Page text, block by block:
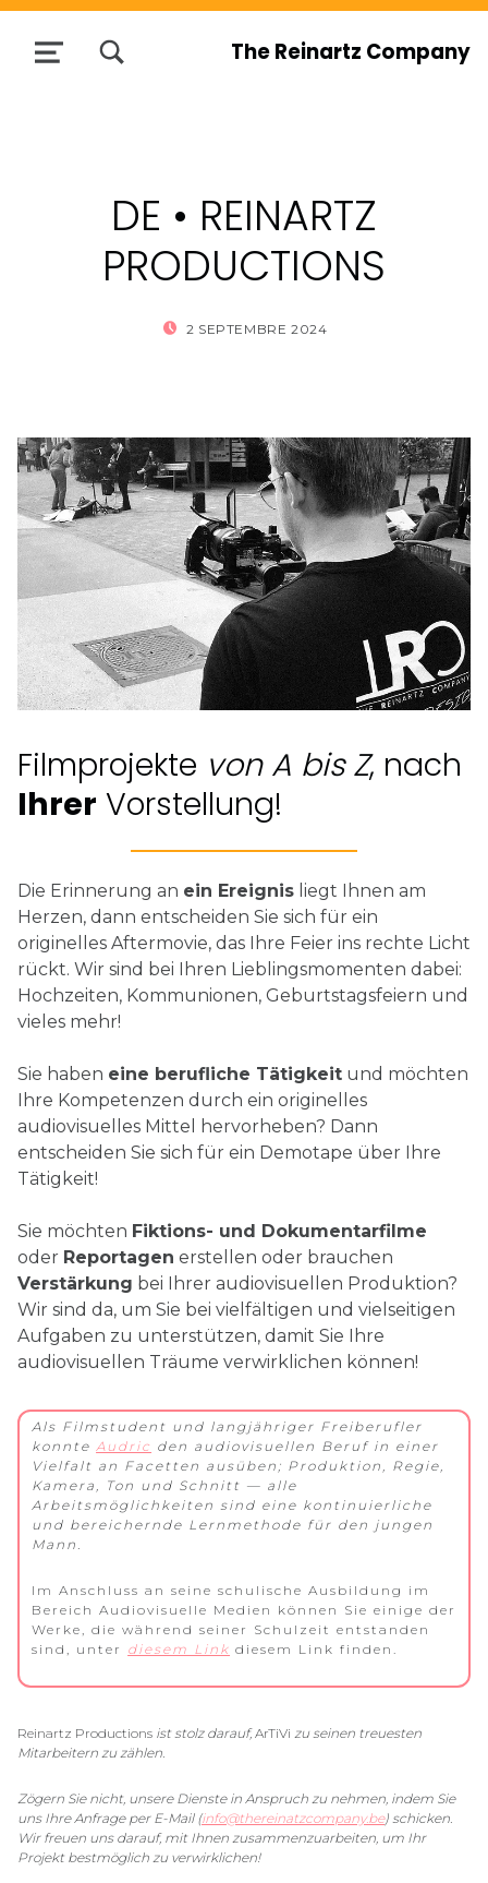
The Reinartz Company
MENU
DE • REINARTZ
PRODUCTIONS
2 SEPTEMBRE 2024
Filmprojekte von A bis Z, nach
Ihrer Vorstellung!
Die Erinnerung an ein Ereignis liegt Ihnen am
Herzen, dann entscheiden Sie sich für ein
originelles Aftermovie, das Ihre Feier ins rechte Licht
rückt. Wir sind bei Ihren Lieblingsmomenten dabei:
Hochzeiten, Kommunionen, Geburtstagsfeiern und
vieles mehr!
Sie haben eine berufliche Tätigkeit und möchten
Ihre Kompetenzen durch ein originelles
audiovisuelles Mittel hervorheben? Dann
entscheiden Sie sich für ein Demotape über Ihre
Tätigkeit!
Sie möchten Fiktions- und Dokumentarfilme
oder Reportagen erstellen oder brauchen
Verstärkung bei Ihrer audiovisuellen Produktion?
Wir sind da, um Sie bei vielfältigen und vielseitigen
Aufgaben zu unterstützen, damit Sie Ihre
audiovisuellen Träume verwirklichen können!
Als Filmstudent und langjähriger Freiberufler
konnteAudric den audiovisuellen Beruf in einer
Vielfalt an Facetten ausüben; Produktion, Regie,
Kamera, Ton und Schnitt — alle
Arbeitsmöglichkeiten sind eine kontinuierliche
und bereichernde Lernmethode für den jungen
Mann.
Im Anschluss an seine schulische Ausbildung im
Bereich Audiovisuelle Medien können Sie einige der
Werke, die während seiner Schulzeit entstanden
sind, unter diesem Link diesem Link finden.
Reinartz Productions ist stolz darauf,ArTiVi zu seinen treuesten
Mitarbeitern zu zählen.
Zögern Sie nicht, unsere Dienste in Anspruch zu nehmen, indem Sie
uns Ihre Anfrage per E-Mail (info@thereinatzcompany.be) schicken.
Wir freuen uns darauf, mit Ihnen zusammenzuarbeiten, um Ihr
Projekt bestmöglich zu verwirklichen!